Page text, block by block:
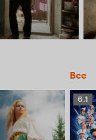
Все
6.1
6.1